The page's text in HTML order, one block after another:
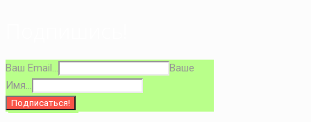
Ваш Email...
Ваше
Имя...